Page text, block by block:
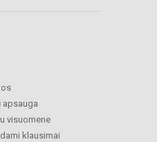
apsauga
visuomene
klausimai